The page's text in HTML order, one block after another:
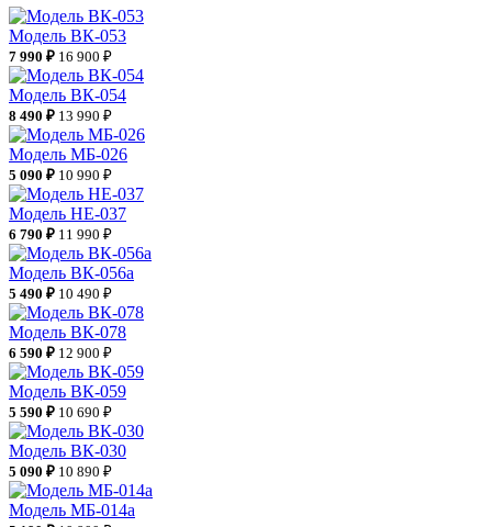
Модель ВК-053
7 990 ₽ 16 900 ₽
Модель ВК-054
8 490 ₽ 13 990 ₽
Модель МБ-026
5 090 ₽ 10 990 ₽
Модель НЕ-037
6 790 ₽ 11 990 ₽
Модель ВК-056а
5 490 ₽ 10 490 ₽
Модель ВК-078
6 590 ₽ 12 900 ₽
Модель ВК-059
5 590 ₽ 10 690 ₽
Модель ВК-030
5 090 ₽ 10 890 ₽
Модель МБ-014а